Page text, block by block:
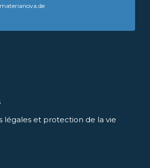
légales et protection de la vie